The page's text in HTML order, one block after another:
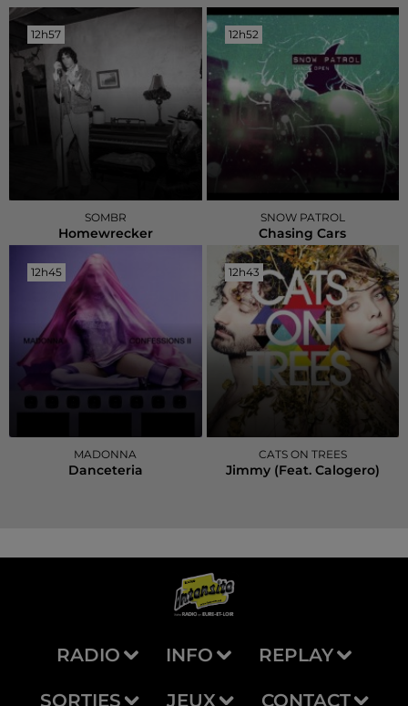
12h57
12h57
SOMBR
Homewrecker
12h52
12h52
SNOW PATROL
Chasing Cars
12h45
12h45
MADONNA
Danceteria
12h43
12h43
CATS ON TREES
Jimmy (feat. Calogero)
RADIO INFO REPLAY
SORTIES JEUX CONTACT